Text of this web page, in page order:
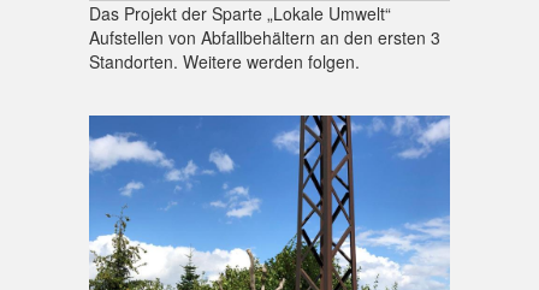
Das Projekt der Sparte „Lokale Umwelt“
Aufstellen von Abfallbehältern an den ersten 3
Standorten. Weitere werden folgen.